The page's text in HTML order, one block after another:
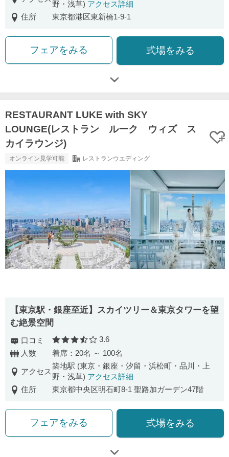
野・浅草) アクセス詳細
住所
東京都港区東新橋1-9-1
フェアをみる 式場をみる
RESTAURANT LUKE with SKY
LOUNGE(レストラン ルーク ウィズ ス
カイラウンジ)
オンライン見学可能 レストランウエディング
【東京駅・銀座至近】スカイツリー＆東京タワーを望
む絶景空間
口コミ 口コミ評価
3.6
人数
着席：20名 ～ 100名
アクセス
築地駅 (東京・銀座・汐留・浜松町・品川・上
野・浅草) アクセス詳細
住所
東京都中央区明石町8-1 聖路加ガーデン47階
フェアをみる 式場をみる